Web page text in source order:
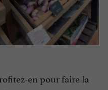
en pour faire la